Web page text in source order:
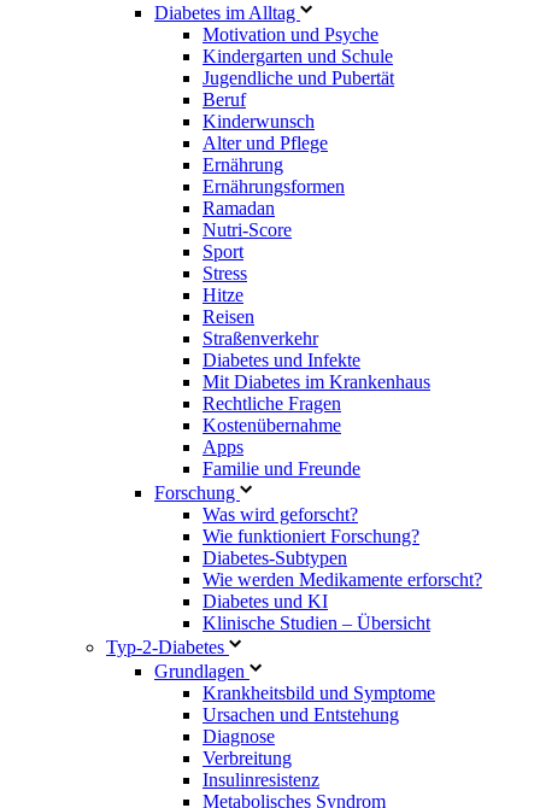
Diabetes im Alltag
Motivation und Psyche
Kindergarten und Schule
Jugendliche und Pubertät
Beruf
Kinderwunsch
Alter und Pflege
Ernährung
Ernährungsformen
Ramadan
Nutri-Score
Sport
Stress
Hitze
Reisen
Straßenverkehr
Diabetes und Infekte
Mit Diabetes im Krankenhaus
Rechtliche Fragen
Kostenübernahme
Apps
Familie und Freunde
Forschung
Was wird geforscht?
Wie funktioniert Forschung?
Diabetes-Subtypen
Wie werden Medikamente erforscht?
Diabetes und KI
Klinische Studien – Übersicht
Typ-2-Diabetes
Grundlagen
Krankheitsbild und Symptome
Ursachen und Entstehung
Diagnose
Verbreitung
Insulinresistenz
Metabolisches Syndrom